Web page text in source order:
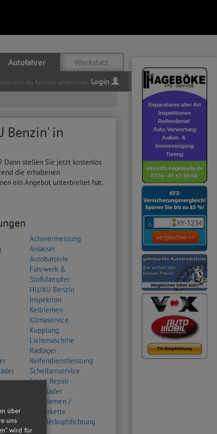
Autofahrer Werkstatt
nicht als Benutzer angemeldet. Login
Benzin' in
stellen Sie jetzt kostenlos
die erhaltenen
ein Angebot unterbreitet hat.
Achsvermessung
Anlasser
Autobatterie
Fahrwerk &
Stoßdämpfer
HU/AU Benzin
Inspektion
Keilriemen
Klimaservice
Kupplung
Lichtmaschine
Radlager
Reifendienstleistung
Scheibenservice
Smart Repair
Turbolader
Zahnriemen /
Steuerkette
Zylinderkopfdichtung
über
uns
wird für